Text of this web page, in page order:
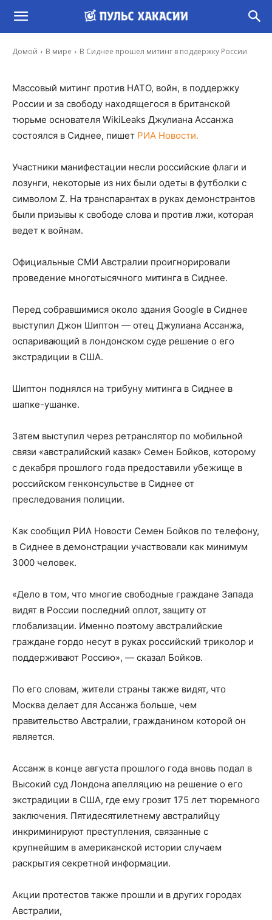
Домой В мире В Сиднее прошел митинг в поддержку России
В Сиднее прошел митинг в поддержку
России
Массовый митинг против НАТО, войн, в поддержку
России и за свободу находящегося в британской
тюрьме основателя WikiLeaks Джулиана Ассанжа
состоялся в Сиднее, пишет РИА Новости.
Участники манифестации несли российские флаги и
лозунги, некоторые из них были одеты в футболки с
символом Z. На транспарантах в руках демонстрантов
были призывы к свободе слова и против лжи, которая
ведет к войнам.
Официальные СМИ Австралии проигнорировали
проведение многотысячного митинга в Сиднее.
Перед собравшимися около здания Google в Сиднее
выступил Джон Шиптон — отец Джулиана Ассанжа,
оспаривающий в лондонском суде решение о его
экстрадиции в США.
Шиптон поднялся на трибуну митинга в Сиднее в
шапке-ушанке.
Затем выступил через ретранслятор по мобильной
связи «австралийский казак» Семен Бойков, которому
с декабря прошлого года предоставили убежище в
российском генконсульстве в Сиднее от
преследования полиции.
Как сообщил РИА Новости Семен Бойков по телефону,
в Сиднее в демонстрации участвовали как минимум
3000 человек.
«Дело в том, что многие свободные граждане Запада
видят в России последний оплот, защиту от
глобализации. Именно поэтому австралийские
граждане гордо несут в руках российский триколор и
поддерживают Россию», — сказал Бойков.
По его словам, жители страны также видят, что
Москва делает для Ассанжа больше, чем
правительство Австралии, гражданином которой он
является.
Ассанж в конце августа прошлого года вновь подал в
Высокий суд Лондона апелляцию на решение о его
экстрадиции в США, где ему грозит 175 лет тюремного
заключения. Пятидесятилетнему австралийцу
инкриминируют преступления, связанные с
крупнейшим в американской истории случаем
раскрытия секретной информации.
Акции протестов также прошли и в других городах
Австралии,